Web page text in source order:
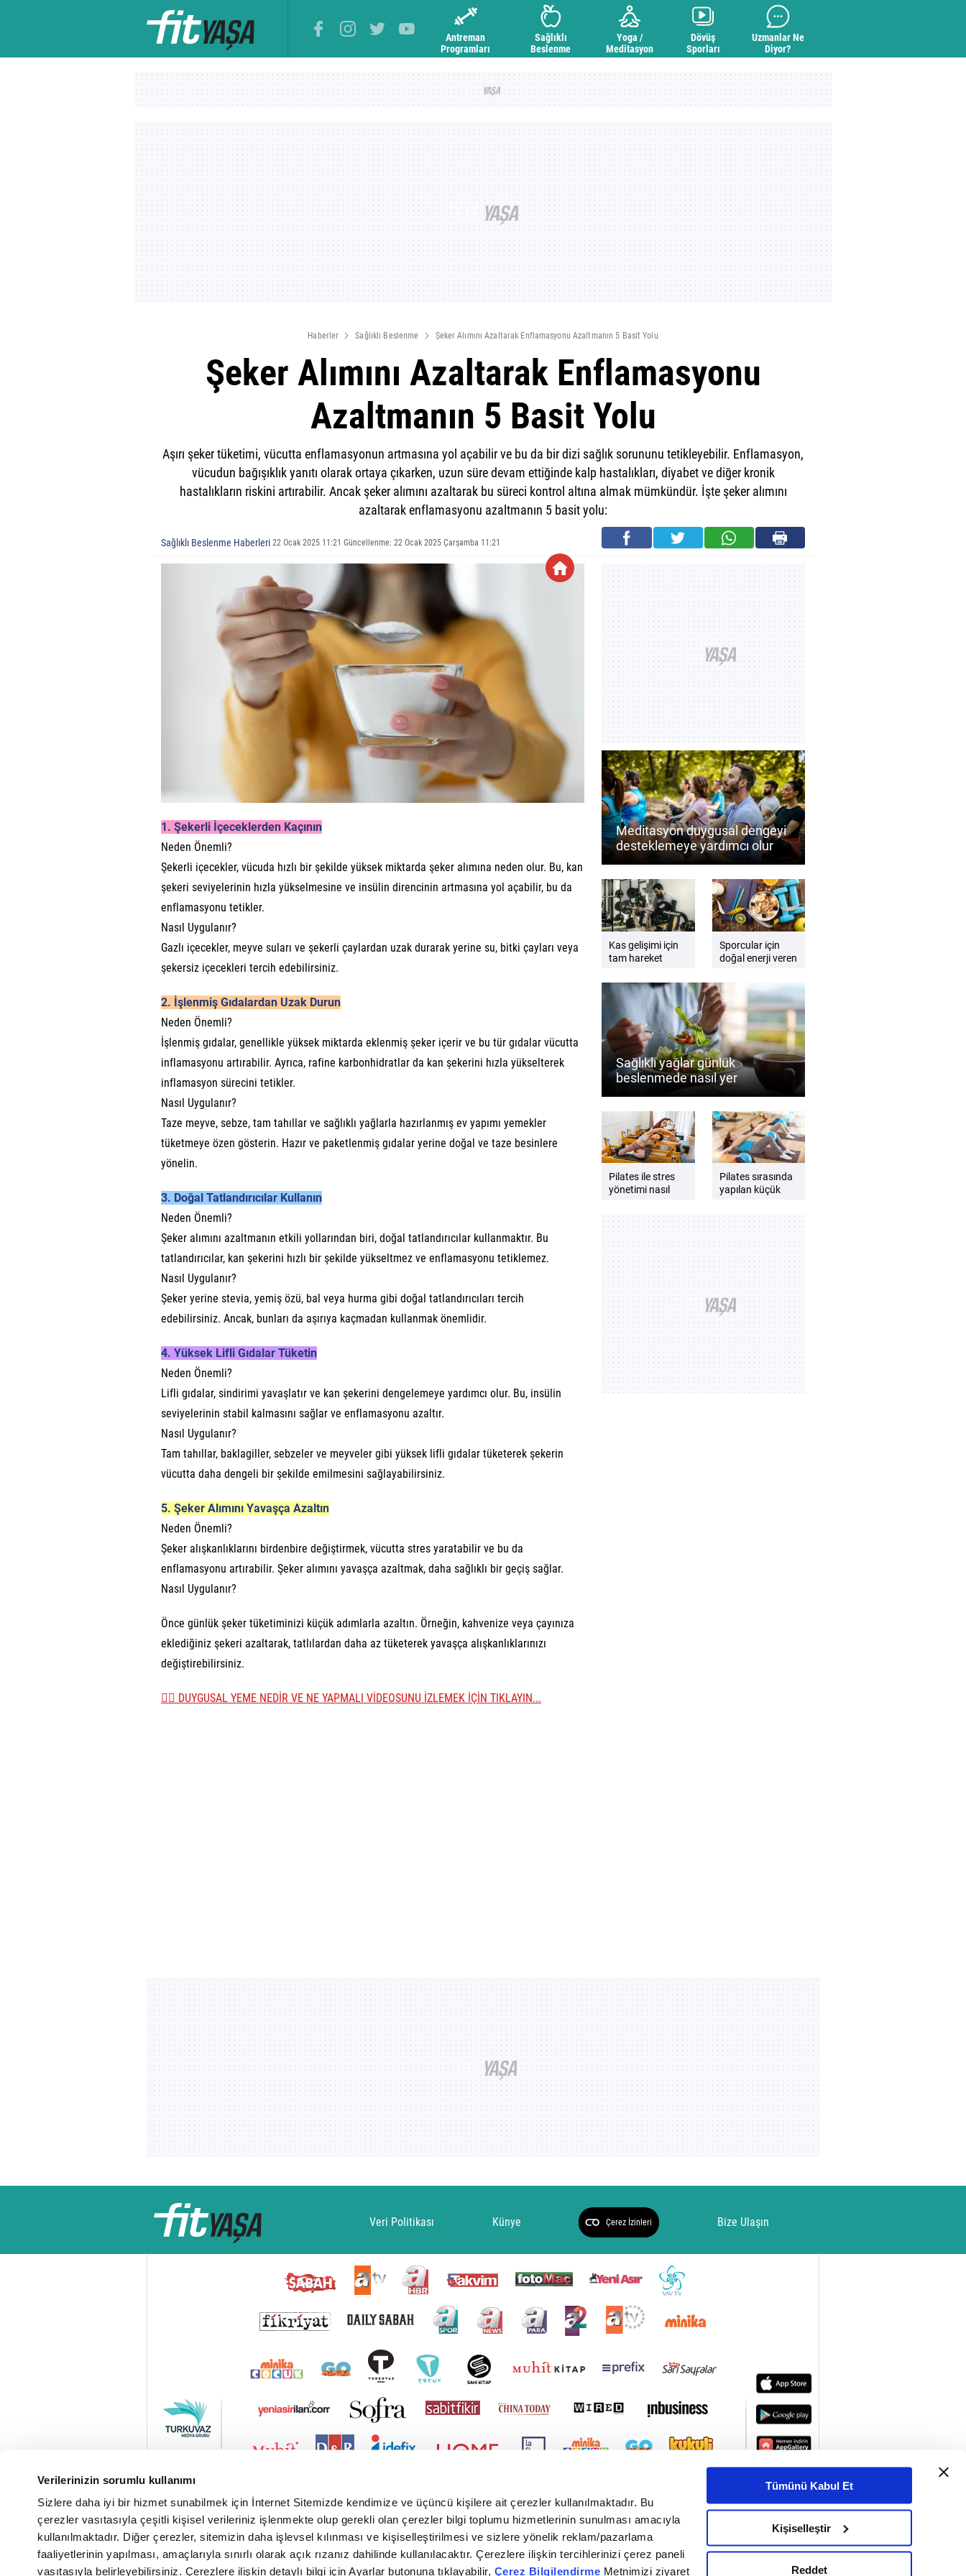
Verilerinizin sorumlu kullanımı
Sizlere daha iyi bir hizmet sunabilmek için İnternet Sitemizde kendimize ve üçüncü kişilere ait çerezler kullanılmaktadır. Bu
çerezler vasıtasıyla çeşitli kişisel verileriniz işlenmekte olup gerekli olan çerezler bilgi toplumu hizmetlerinin sunulması amacıyla
kullanılmaktadır. Diğer çerezler, sitemizin daha işlevsel kılınması ve kişiselleştirilmesi ve sizlere yönelik reklam/pazarlama
faaliyetlerinin yapılması, amaçlarıyla sınırlı olarak açık rızanız dahilinde kullanılacaktır. Çerezlere ilişkin tercihlerinizi çerez paneli
vasıtasıyla belirleyebilirsiniz. Çerezlere ilişkin detaylı bilgi için Ayarlar butonuna tıklayabilir, Çerez Bilgilendirme Metnimizi ziyaret
Tümünü Kabul Et
Kişiselleştir
Reddet
Antreman
Programları
Sağlıklı
Beslenme
Yoga /
Meditasyon
Dövüş
Sporları
Uzmanlar Ne
Diyor?
Haberler Sağlıklı Beslenme Şeker Alımını Azaltarak Enflamasyonu Azaltmanın 5 Basit Yolu
Şeker Alımını Azaltarak Enflamasyonu
Azaltmanın 5 Basit Yolu
Aşırı şeker tüketimi, vücutta enflamasyonun artmasına yol açabilir ve bu da bir dizi sağlık sorununu tetikleyebilir. Enflamasyon,
vücudun bağışıklık yanıtı olarak ortaya çıkarken, uzun süre devam ettiğinde kalp hastalıkları, diyabet ve diğer kronik
hastalıkların riskini artırabilir. Ancak şeker alımını azaltarak bu süreci kontrol altına almak mümkündür. İşte şeker alımını
azaltarak enflamasyonu azaltmanın 5 basit yolu:
Sağlıklı Beslenme Haberleri 22 Ocak 2025 11:21 Güncellenme: 22 Ocak 2025 Çarşamba 11:21
1. Şekerli İçeceklerden Kaçının
Neden Önemli?
Şekerli içecekler, vücuda hızlı bir şekilde yüksek miktarda şeker alımına neden olur. Bu, kan
şekeri seviyelerinin hızla yükselmesine ve insülin direncinin artmasına yol açabilir, bu da
enflamasyonu tetikler.
Nasıl Uygulanır?
Gazlı içecekler, meyve suları ve şekerli çaylardan uzak durarak yerine su, bitki çayları veya
şekersiz içecekleri tercih edebilirsiniz.
2. İşlenmiş Gıdalardan Uzak Durun
Neden Önemli?
İşlenmiş gıdalar, genellikle yüksek miktarda eklenmiş şeker içerir ve bu tür gıdalar vücutta
inflamasyonu artırabilir. Ayrıca, rafine karbonhidratlar da kan şekerini hızla yükselterek
inflamasyon sürecini tetikler.
Nasıl Uygulanır?
Taze meyve, sebze, tam tahıllar ve sağlıklı yağlarla hazırlanmış ev yapımı yemekler
tüketmeye özen gösterin. Hazır ve paketlenmiş gıdalar yerine doğal ve taze besinlere
yönelin.
3. Doğal Tatlandırıcılar Kullanın
Neden Önemli?
Şeker alımını azaltmanın etkili yollarından biri, doğal tatlandırıcılar kullanmaktır. Bu
tatlandırıcılar, kan şekerini hızlı bir şekilde yükseltmez ve enflamasyonu tetiklemez.
Nasıl Uygulanır?
Şeker yerine stevia, yemiş özü, bal veya hurma gibi doğal tatlandırıcıları tercih
edebilirsiniz. Ancak, bunları da aşırıya kaçmadan kullanmak önemlidir.
4. Yüksek Lifli Gıdalar Tüketin
Neden Önemli?
Lifli gıdalar, sindirimi yavaşlatır ve kan şekerini dengelemeye yardımcı olur. Bu, insülin
seviyelerinin stabil kalmasını sağlar ve enflamasyonu azaltır.
Nasıl Uygulanır?
Tam tahıllar, baklagiller, sebzeler ve meyveler gibi yüksek lifli gıdalar tüketerek şekerin
vücutta daha dengeli bir şekilde emilmesini sağlayabilirsiniz.
5. Şeker Alımını Yavaşça Azaltın
Neden Önemli?
Şeker alışkanlıklarını birdenbire değiştirmek, vücutta stres yaratabilir ve bu da
enflamasyonu artırabilir. Şeker alımını yavaşça azaltmak, daha sağlıklı bir geçiş sağlar.
Nasıl Uygulanır?
Önce günlük şeker tüketiminizi küçük adımlarla azaltın. Örneğin, kahvenize veya çayınıza
eklediğiniz şekeri azaltarak, tatlılardan daha az tüketerek yavaşça alışkanlıklarınızı
değiştirebilirsiniz.
👉🏼 DUYGUSAL YEME NEDİR VE NE YAPMALI VİDEOSUNU İZLEMEK İÇİN TIKLAYIN...
Meditasyon duygusal dengeyi
desteklemeye yardımcı olur
mu? Düzenli meditasyonun
zihinsel iyi oluşa katkıları
Kas gelişimi için
tam hareket
önemlidir?
Sporcular için
doğal enerji veren
Performansı
destekleyen besin
önerileri
Sağlıklı yağlar günlük
beslenmede nasıl yer
Pilates ile stres
yönetimi nasıl
Zihin ve beden
dengesini
güçlendiren
öneriler
Pilates sırasında
yapılan küçük
nelere yol
açabilir?
Veri Politikası Künye Çerez İzinleri Bize Ulaşın